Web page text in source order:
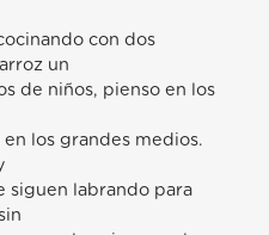
con dos
un
de niños, pienso en los
en los grandes medios.
siguen labrando para